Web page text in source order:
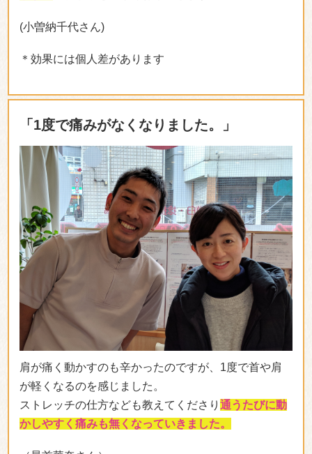
態でした。
マッサージ屋さんに行くといつも首肩は酷いと言われ
ていました。
若米先生の施術は的確なところを押してくださるの
で、受けると背筋が伸びた状態になり、終わった頃に
は首肩がすっきりします。なかなか自分では身体のケ
アが難しいので、定期に診てもらっています。
今後ともよろしくお願いいたします。
(白川さん)
＊効果には個人差があります
「何回かで身体に変化が出てきました」